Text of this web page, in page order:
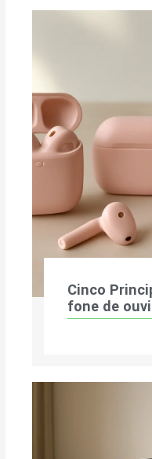
Cinco
fone de